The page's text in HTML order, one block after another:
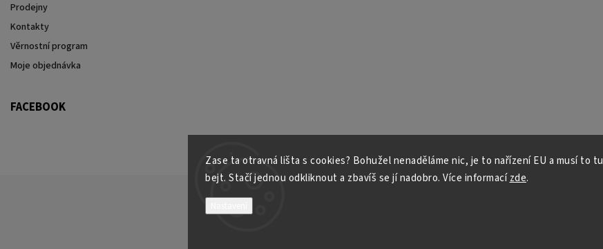
Zase ta otravná lišta s cookies? Bohužel nenaděláme nic, je to nařízení EU a musí to tu
bejt. Stačí jednou odkliknout a zbavíš se jí nadobro. Více informacízde.
Prodejny
Kontakty
Věrnostní program
Moje objednávka
FACEBOOK